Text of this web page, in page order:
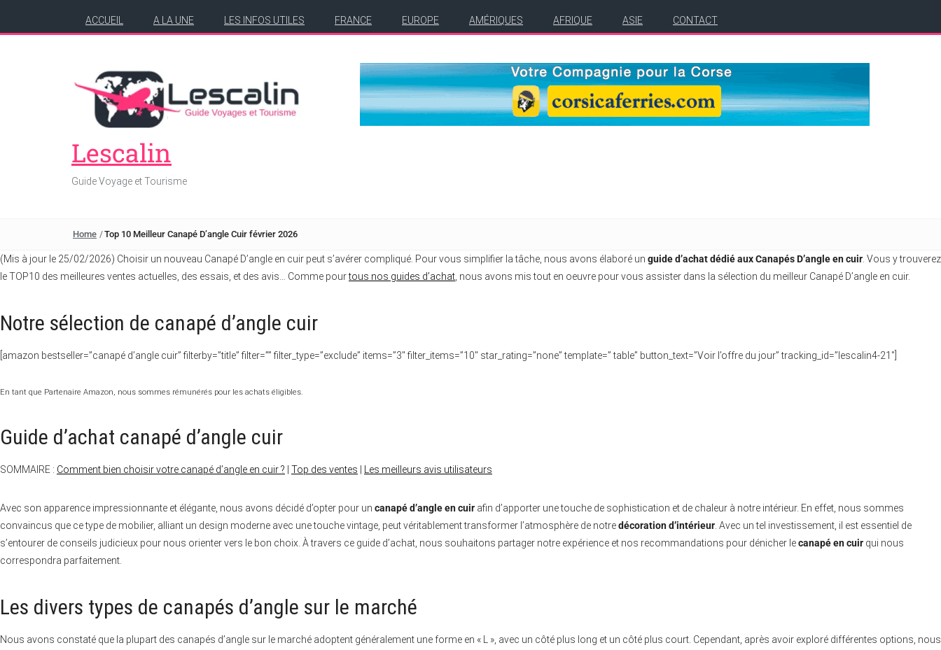
ACCUEIL A LA UNE LES INFOS UTILES FRANCE EUROPE AMÉRIQUES AFRIQUE ASIE CONTACT
Lescalin
Guide Voyage et Tourisme
Home /Top 10 Meilleur Canapé D’angle Cuir février 2026
(Mis à jour le 25/02/2026) Choisir un nouveau Canapé D’angle en cuir peut s’avérer compliqué. Pour vous simplifier la tâche, nous avons élaboré un guide d’achat dédié aux Canapés D’angle en cuir . Vous y trouverez
le TOP10 des meilleures ventes actuelles, des essais, et des avis… Comme pourtous nos guides d’achat , nous avons mis tout en oeuvre pour vous assister dans la sélection du meilleur Canapé D’angle en cuir.
Notre sélection de canapé d’angle cuir
[amazon bestseller=”canapé d’angle cuir” filterby=”title” filter=”” filter_type=”exclude” items=”3″ filter_items=”10″ star_rating=”none” template=” table” button_text=”Voir l’offre du jour” tracking_id=”lescalin4-21″]
En tant que Partenaire Amazon, nous sommes rémunérés pour les achats éligibles.
Guide d’achat canapé d’angle cuir
SOMMAIRE : Comment bien choisir votre canapé d’angle en cuir ? Top des ventes Les meilleurs avis utilisateurs
Avec son apparence impressionnante et élégante, nous avons décidé d’opter pour un canapé d’angle en cuir afin d’apporter une touche de sophistication et de chaleur à notre intérieur. En effet, nous sommes
convaincus que ce type de mobilier, alliant un design moderne avec une touche vintage, peut véritablement transformer l’atmosphère de notredécoration d’intérieur . Avec un tel investissement, il est essentiel de
s’entourer de conseils judicieux pour nous orienter vers le bon choix. À travers ce guide d’achat, nous souhaitons partager notre expérience et nos recommandations pour dénicher lecanapé en cuir qui nous
correspondra parfaitement.
Les divers types de canapés d’angle sur le marché
Nous avons constaté que la plupart des canapés d’angle sur le marché adoptent généralement une forme en « L », avec un côté plus long et un côté plus court. Cependant, après avoir exploré différentes options, nous